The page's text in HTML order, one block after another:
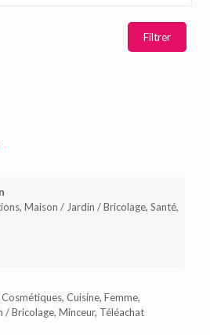
Maison / Jardin / Bricolage, Santé,
Cuisine, Femme,
/ Bricolage, Minceur, Téléachat